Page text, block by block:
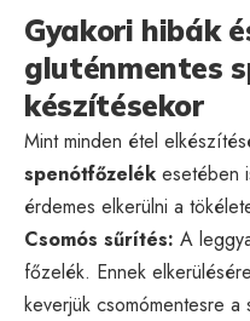
Gyakori hibák
gluténmentes
készítésekor
Mint minden étel
spenótfőzelék esetében
érdemes elkerülni a
Csomós sűrítés: A
főzelék. Ennek
keverjük csomómentesre